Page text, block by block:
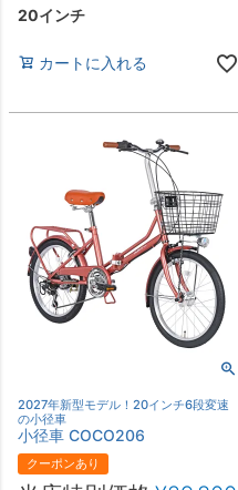
20インチ
カートに入れる
2027年新型モデル！20インチ6段変速
の小径車
小径車 COCO206
クーポンあり